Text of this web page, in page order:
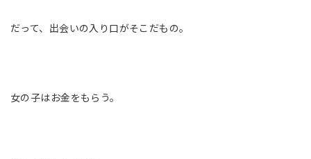
だって、出会いの入り口がそこだもの。
女の子はお金をもらう。